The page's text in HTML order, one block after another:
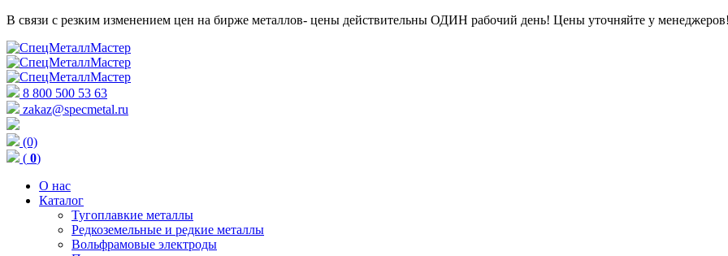
В связи с резким изменением цен на бирже металлов- цены действительны ОДИН рабочий день! Цены уточняйте у менеджеров!
8 800 500 53 63
zakaz@specmetal.ru
(0)
( 0)
О нас
Каталог
Тугоплавкие металлы
Редкоземельные и редкие металлы
Вольфрамовые электроды